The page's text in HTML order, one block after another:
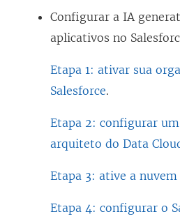
Configurar a IA
aplicativos no
Etapa 1: ativar sua
Salesforce.
Etapa 2: configurar
arquiteto do Data
Etapa 3: ative a nuvem
Etapa 4: configurar o